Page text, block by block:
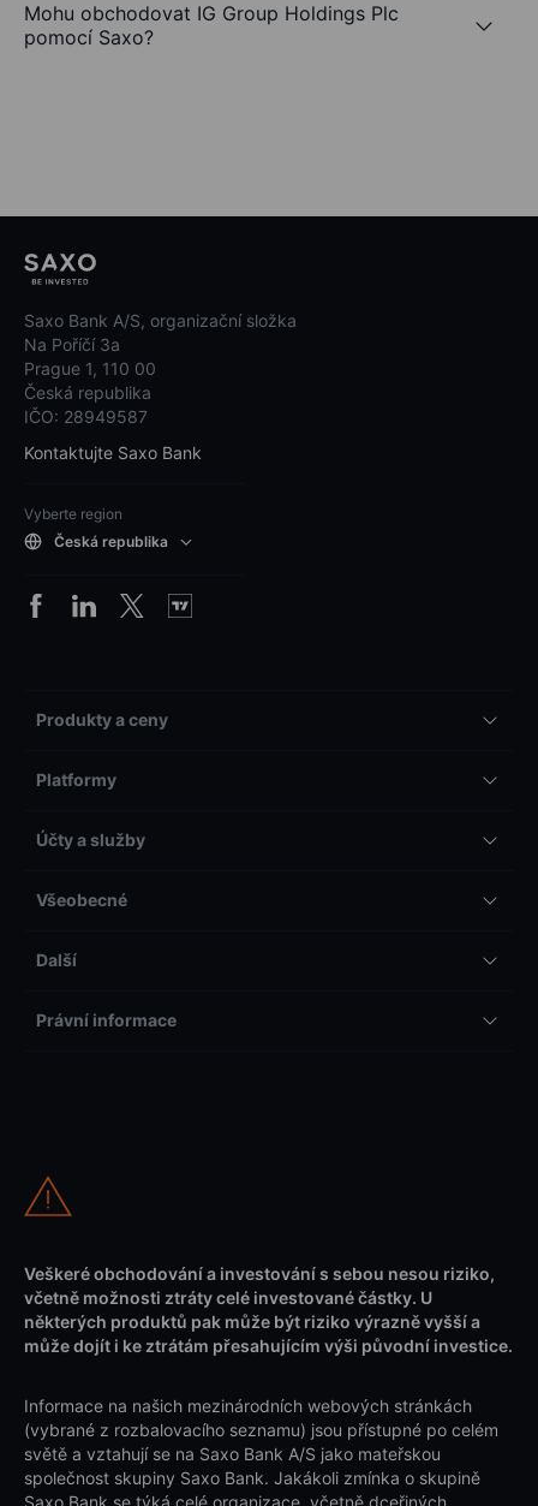
Mohu obchodovat IG Group Holdings Plc
pomocí Saxo?
Saxo Bank A/S, organizační složka
Na Poříčí 3a
Prague 1, 110 00
Česká republika
IČO: 28949587
Kontaktujte Saxo Bank
Vyberte region
Česká republika
Produkty a ceny
Platformy
Účty a služby
Všeobecné
Další
Právní informace
Veškeré obchodování a investování s sebou nesou riziko,
včetně možnosti ztráty celé investované částky. U
některých produktů pak může být riziko výrazně vyšší a
může dojít i ke ztrátám přesahujícím výši původní investice.
Informace na našich mezinárodních webových stránkách
(vybrané z rozbalovacího seznamu) jsou přístupné po celém
světě a vztahují se na Saxo Bank A/S jako mateřskou
společnost skupiny Saxo Bank. Jakákoli zmínka o skupině